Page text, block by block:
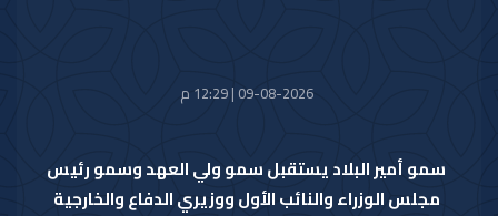
09-08-2026 | 12:29 م
سمو أمير البلاد يستقبل سمو ولي العهد وسمو رئيس
مجلس الوزراء والنائب الأول ووزيري الدفاع والخارجية